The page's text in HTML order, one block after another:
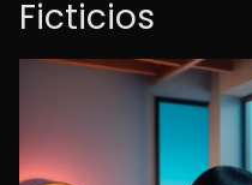
Ficticios